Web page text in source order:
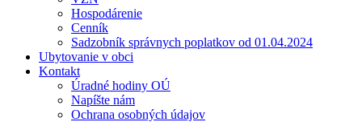
Hospodárenie
Cenník
Sadzobník správnych poplatkov od 01.04.2024
Ubytovanie v obci
Kontakt
Úradné hodiny OÚ
Napíšte nám
Ochrana osobných údajov